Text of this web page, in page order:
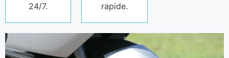
24/7.
rapide.